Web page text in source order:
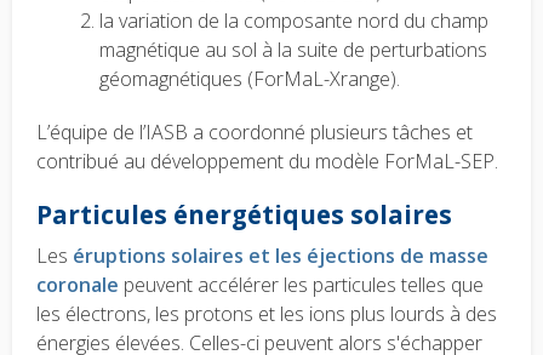
la variation de la composante nord du champ
magnétique au sol à la suite de perturbations
géomagnétiques (ForMaL-Xrange).
L’équipe de l’IASB a coordonné plusieurs tâches et
contribué au développement du modèle ForMaL-SEP.
Particules énergétiques solaires
Les éruptions solaires et les éjections de masse
coronale peuvent accélérer les particules telles que
les électrons, les protons et les ions plus lourds à des
énergies élevées. Celles-ci peuvent alors s'échapper